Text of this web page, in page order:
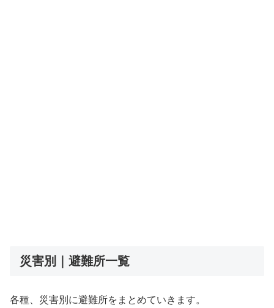
災害別｜避難所一覧
各種、災害別に避難所をまとめていきます。